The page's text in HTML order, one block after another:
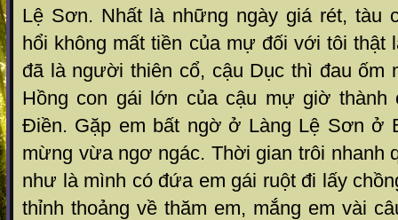
Lệ Sơn. Nhất là những ngày giá rét, tàu
hổi không mất tiền của mự đối với tôi thật
đã là người thiên cổ, cậu Dục thì đau ốm
Hồng con gái lớn của cậu mự giờ thành
Điền. Gặp em bất ngờ ở Làng Lệ Sơn ở
mừng vừa ngơ ngác. Thời gian trôi nhanh
như là mình có đứa em gái ruột đi lấy
thỉnh thoảng về thăm em, mắng em vài